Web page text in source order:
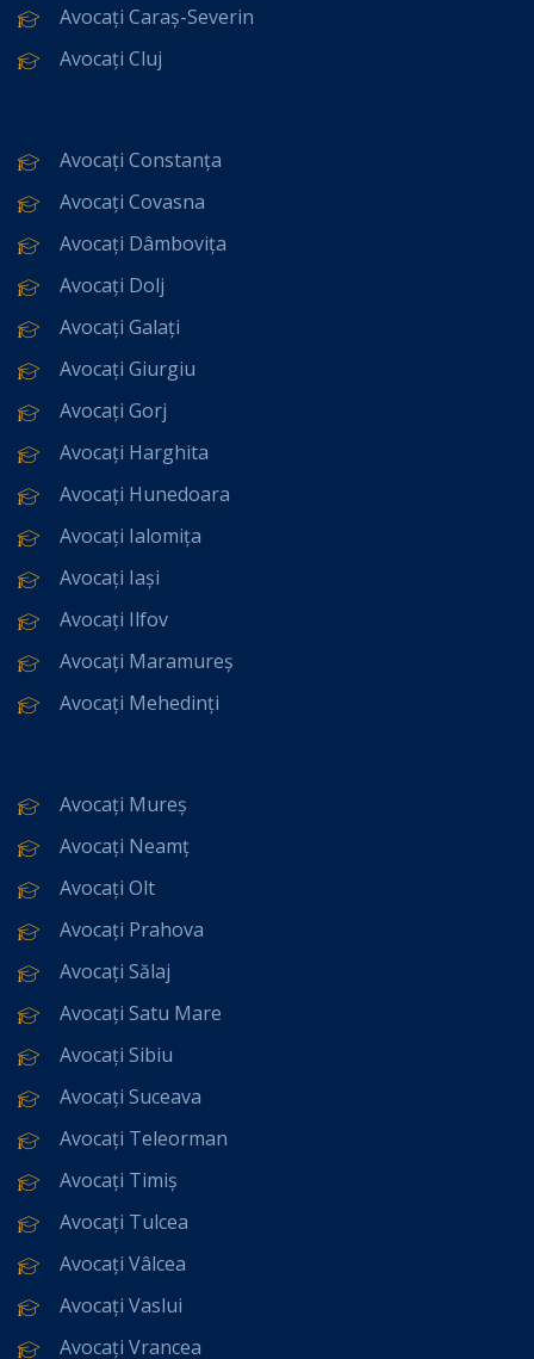
Avocați Caraș-Severin
Avocați Cluj
Avocați Constanța
Avocați Covasna
Avocați Dâmbovița
Avocați Dolj
Avocați Galați
Avocați Giurgiu
Avocați Gorj
Avocați Harghita
Avocați Hunedoara
Avocați Ialomița
Avocați Iași
Avocați Ilfov
Avocați Maramureș
Avocați Mehedinți
Avocați Mureș
Avocați Neamț
Avocați Olt
Avocați Prahova
Avocați Sălaj
Avocați Satu Mare
Avocați Sibiu
Avocați Suceava
Avocați Teleorman
Avocați Timiș
Avocați Tulcea
Avocați Vâlcea
Avocați Vaslui
Avocați Vrancea